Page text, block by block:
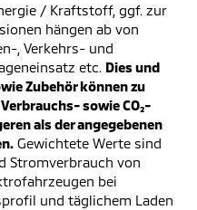
/ Kraftstoff, ggf. zur
hängen ab von
, Verkehrs- und
etc. Dies und
Zubehör können zu
sowie CO₂-
als der angegebenen
Gewichtete Werte sind
Stromverbrauch von
bei
und täglichem Laden